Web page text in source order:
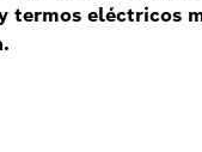
termos eléctricos